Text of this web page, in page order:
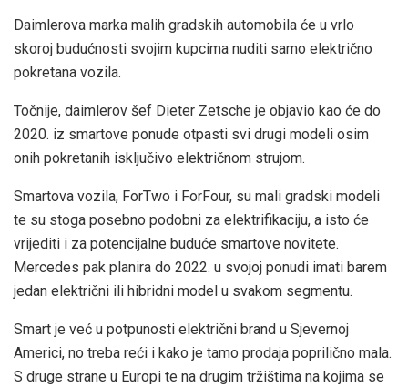
Daimlerova marka malih gradskih automobila će u vrlo
skoroj budućnosti svojim kupcima nuditi samo električno
pokretana vozila.
Točnije, daimlerov šef Dieter Zetsche je objavio kao će do
2020. iz smartove ponude otpasti svi drugi modeli osim
onih pokretanih isključivo električnom strujom.
Smartova vozila, ForTwo i ForFour, su mali gradski modeli
te su stoga posebno podobni za elektrifikaciju, a isto će
vrijediti i za potencijalne buduće smartove novitete.
Mercedes pak planira do 2022. u svojoj ponudi imati barem
jedan električni ili hibridni model u svakom segmentu.
Smart je već u potpunosti električni brand u Sjevernoj
Americi, no treba reći i kako je tamo prodaja poprilično mala.
S druge strane u Europi te na drugim tržištima na kojima se